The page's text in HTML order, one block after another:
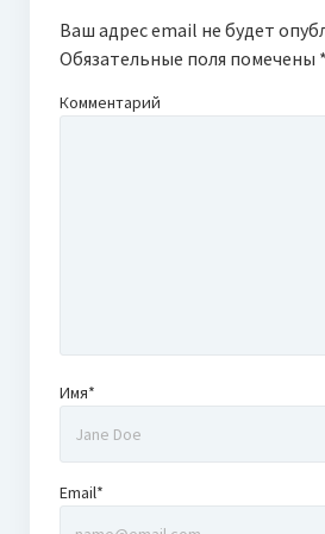
Ваш адрес email не будет
Обязательные поля помечены *
Комментарий
Имя*
Email*